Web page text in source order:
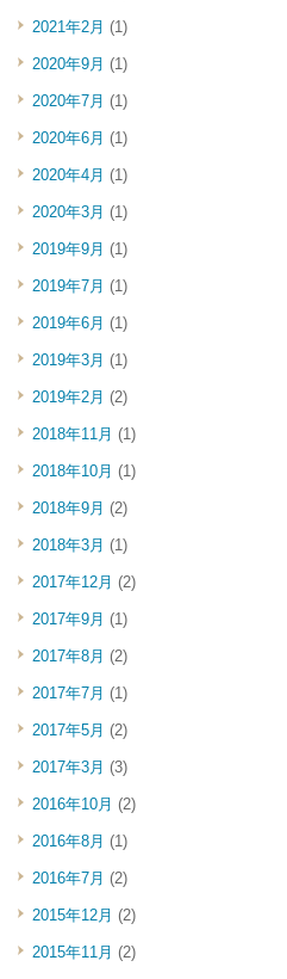
2021年2月 (1)
2020年9月 (1)
2020年7月 (1)
2020年6月 (1)
2020年4月 (1)
2020年3月 (1)
2019年9月 (1)
2019年7月 (1)
2019年6月 (1)
2019年3月 (1)
2019年2月 (2)
2018年11月 (1)
2018年10月 (1)
2018年9月 (2)
2018年3月 (1)
2017年12月 (2)
2017年9月 (1)
2017年8月 (2)
2017年7月 (1)
2017年5月 (2)
2017年3月 (3)
2016年10月 (2)
2016年8月 (1)
2016年7月 (2)
2015年12月 (2)
2015年11月 (2)